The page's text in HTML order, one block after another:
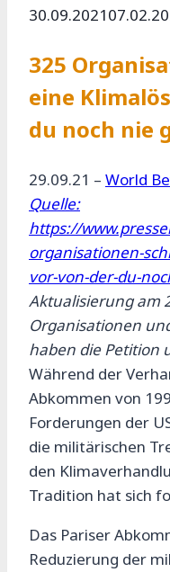
30.09.2021
325
eine
du noch nie
29.09.21 – World
Quelle:
https://
organisationen-
vor-von-der-du-
Aktualisierung am
Organisationen
haben die Petition
Während der
Abkommen von
Forderungen der
die militärischen
den
Tradition hat sich
Das Pariser
Reduzierung der